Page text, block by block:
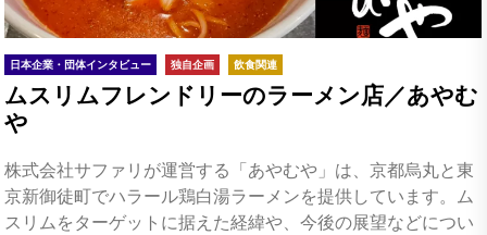
日本企業・団体インタビュー 独自企画 飲食関連
ムスリムフレンドリーのラーメン店／あやむ
や
株式会社サファリが運営する「あやむや」は、京都烏丸と東
京新御徒町でハラール鶏白湯ラーメンを提供しています。ム
スリムをターゲットに据えた経緯や、今後の展望などについ